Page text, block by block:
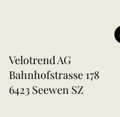
Velotrend AG
Bahnhofstrasse 178
6423 Seewen SZ